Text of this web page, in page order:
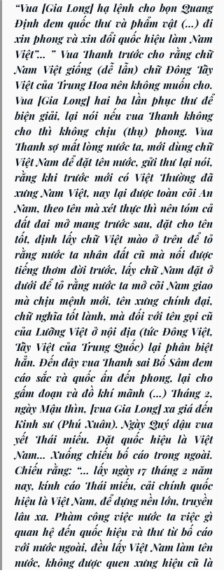
“Vua [Gia Long] hạ lệnh cho bọn Quang
Định đem quốc thư và phẩm vật (…) đi
xin phong và xin đổi quốc hiệu làm Nam
Việt”… ” Vua Thanh trước cho rằng chữ
Nam Việt giống (dễ lẫn) chữ Đông Tây
Việt của Trung Hoa nên không muốn cho.
Vua [Gia Long] hai ba lần phục thư để
biện giải, lại nói nếu vua Thanh không
cho thì không chịu (thụ) phong. Vua
Thanh sợ mất lòng nước ta, mới dùng chữ
Việt Nam để đặt tên nước, gửi thư lại nói,
rằng khi trước mới có Việt Thường đã
xưng Nam Việt, nay lại được toàn cõi An
Nam, theo tên mà xét thực thì nên tóm cả
đất đai mở mang trước sau, đặt cho tên
tốt, định lấy chữ Việt mào ở trên để tỏ
rằng nước ta nhân đất cũ mà nối được
tiếng thơm đời trước, lấy chữ Nam đặt ở
dưới để tỏ rằng nước ta mở cõi Nam giao
mà chịu mệnh mới, tên xưng chính đại,
chữ nghĩa tốt lành, mà đối với tên gọi cũ
của Lưỡng Việt ở nội địa (tức Đông Việt,
Tây Việt của Trung Quốc) lại phân biệt
hẳn. Đến đây vua Thanh sai Bố Sâm đem
cáo sắc và quốc ấn đến phong, lại cho
gấm đoạn và đồ khí mãnh (…) Tháng 2,
ngày Mậu thìn, [vua Gia Long] xa giá đến
Kinh sư (Phú Xuân). Ngày Quý dậu vua
yết Thái miếu. Đặt quốc hiệu là Việt
Nam… Xuống chiếu bố cáo trong ngoài.
Chiếu rằng: “… lấy ngày 17 tháng 2 năm
nay, kính cáo Thái miếu, cải chính quốc
hiệu là Việt Nam, để dựng nền lớn, truyền
lâu xa. Phàm công việc nước ta việc gì
quan hệ đến quốc hiệu và thư từ bố cáo
với nước ngoài, đều lấy Việt Nam làm tên
nước, không được quen xưng hiệu cũ là